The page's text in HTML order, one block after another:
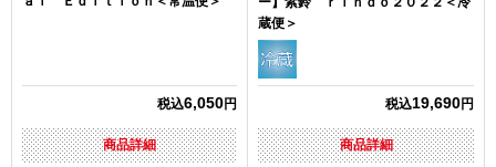
税込6,050円
商品詳細
蔵便＞
税込19,690円
商品詳細